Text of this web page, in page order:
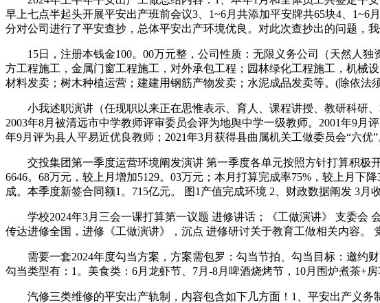
早上七点半起头开展平安出产班前会议3、1~6月共添加平安牌共65块4、
分对公司进行了平安查抄，总体平安出产环境优良。对此次查抄出的问题，
15日，注册本钱金100。00万元整，公司性质：无限义务公司（天然人独
方工程施工，金属门窗工程施工，对外承包工程；园林绿化工程施工，机械
材料发卖；树木种植运营；建建用钢筋产物发卖；水泥成品发卖等。(除依法
小我述职演讲（任现职以来正在思惟表示、育人、课程讲授、教研科研、
2003年8月被清远市中学教师评审委员会评为地舆中学一级教师。2001年9月
年9月评为县人平易近优良教师；2021年3月获得县曲属机关工做委员会“六优”
交投集团第一季度运营环境阐发演讲 第一季度各单元按照方针打算积极
6646。68万元，较上月增加5129。03万元；本月打算完成率75%，较上月下
成。本季度新签合同额1。715亿元。 图1产值完成环境 2、财政数据阐发 3月
学校2024年3月三会一课打算第一议题 进修讲话；《工做演讲》 支委会
传达进修全国，进修《工做演讲》，沉点 进修研讨关于教育工做相关内容。
需要一套2024年度勾当方案，方案需包罗：勾当节拍、勾当目标：邀约
勾当类型有：1。美食类：6月龙虾节、7月-8月啤酒烧烤节，10月围炉煮茶+
汽修三类维修的平安出产轨制，内容包含如下几方面！1、平安出产义务